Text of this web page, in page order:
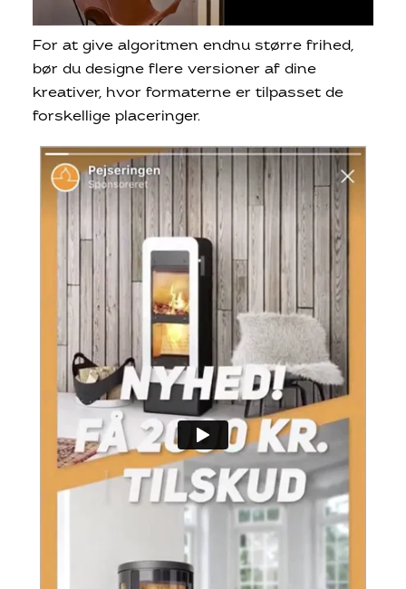
For at give algoritmen endnu større frihed,
bør du designe flere versioner af dine
kreativer, hvor formaterne er tilpasset de
forskellige placeringer.